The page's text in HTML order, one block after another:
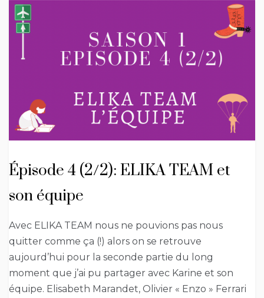
Épisode 4 (2/2): ELIKA TEAM et
son équipe
Avec ELIKA TEAM nous ne pouvions pas nous
quitter comme ça (!) alors on se retrouve
aujourd’hui pour la seconde partie du long
moment que j’ai pu partager avec Karine et son
équipe. Elisabeth Marandet, Olivier « Enzo » Ferrari